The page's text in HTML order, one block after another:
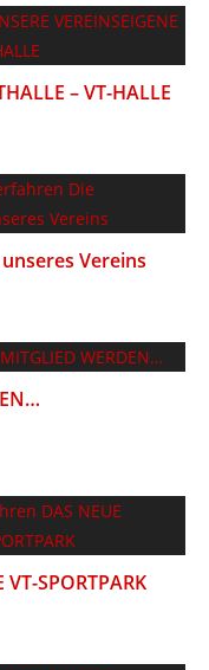
– VT-HALLE
Vereins
SPORTPARK